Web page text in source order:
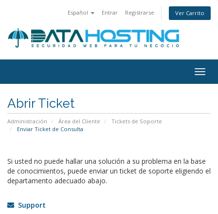
Español Entrar Registrarse Ver Carrito
Abrir Ticket
Administración Área del Cliente
Tickets de Soporte
Enviar Ticket de Consulta
Si usted no puede hallar una solución a su problema en la base
de conocimientos, puede enviar un ticket de soporte eligiendo el
departamento adecuado abajo.
Support